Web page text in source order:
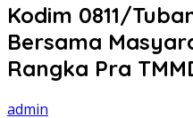
Kodim 0811/
Bersama
Rangka Pra
admin